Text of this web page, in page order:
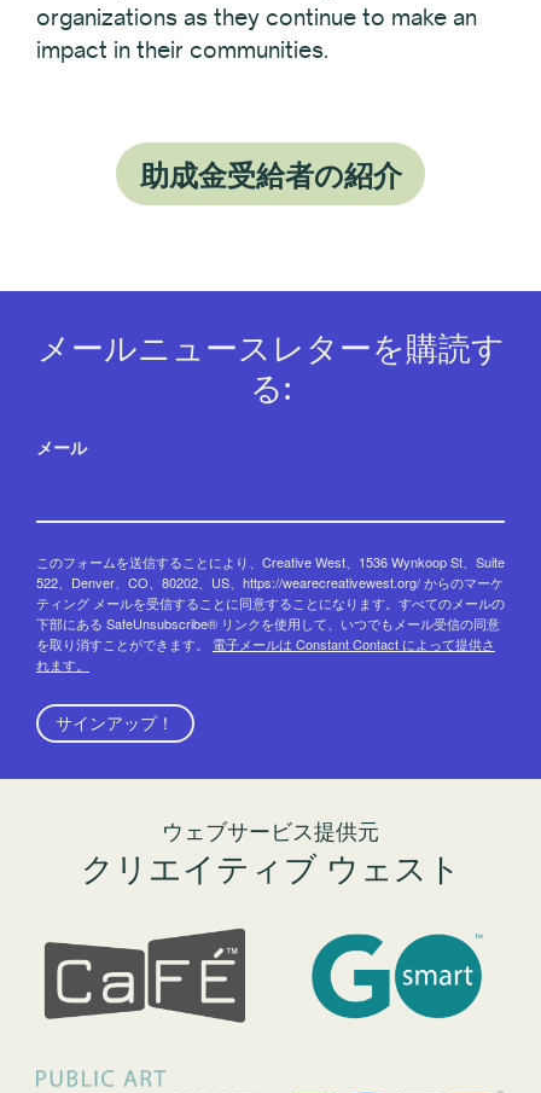
organizations as they continue to make an
impact in their communities.
助成金受給者の紹介
メールニュースレターを購読す
る:
メール
このフォームを送信することにより、Creative West、1536 Wynkoop St、Suite
522、Denver、CO、80202、US、https://wearecreativewest.org/ からのマーケ
ティング メールを受信することに同意することになります。すべてのメールの
下部にある SafeUnsubscribe® リンクを使用して、いつでもメール受信の同意
を取り消すことができます。 電子メールは Constant Contact によって提供さ
れます。
サインアップ！
ウェブサービス提供元
クリエイティブ ウェスト